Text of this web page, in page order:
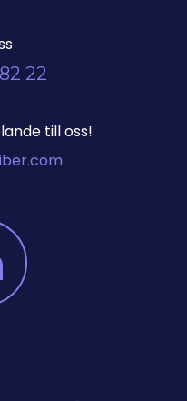
22
till oss!